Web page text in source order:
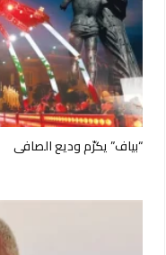
“بياف” يكرّم وديع الصافي